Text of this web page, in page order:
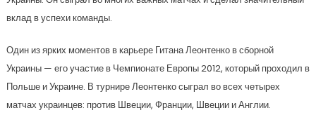
вклад в успехи команды.
Один из ярких моментов в карьере Гитана Леонтенко в сборной
Украины — его участие в Чемпионате Европы 2012, который проходил в
Польше и Украине. В турнире Леонтенко сыграл во всех четырех
матчах украинцев: против Швеции, Франции, Швеции и Англии.